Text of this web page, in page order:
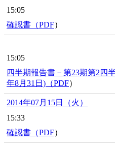
15:05
確認書（PDF）
15:05
四半期報告書－第23期第2四
年8月31日)（PDF）
2014年07月15日（火）
15:33
確認書（PDF）